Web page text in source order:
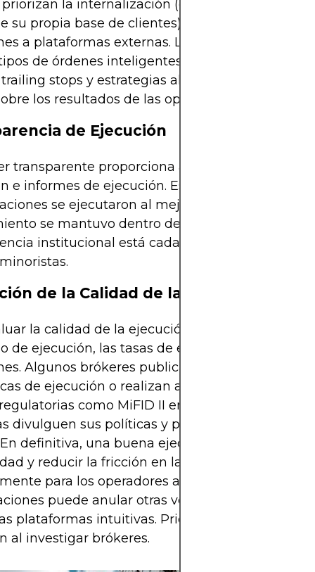
la internalización (ejecutando
su propia base de clientes), mientras que otros
a plataformas externas. Los brókers
de órdenes inteligentes como órdenes
stops y estrategias algorítmicas, lo que
los resultados de las operaciones.
de Ejecución
transparente proporciona análisis detallados
e informes de ejecución. Estos le permiten
se ejecutaron al mejor precio disponible
se mantuvo dentro de los límites
institucional está cada vez más disponible
de la Calidad de la Ejecución
la calidad de la ejecución, pregunte sobre el
de ejecución, las tasas de ejecución y cómo se
Algunos brókeres publican voluntariamente
de ejecución o realizan auditorías externas.
como MiFID II en Europa exigen que
divulguen sus políticas y plataformas de
definitiva, una buena ejecución puede
y reducir la fricción en las operaciones.
para los operadores activos, una mala
puede anular otras ventajas, como las
plataformas intuitivas. Priorice siempre la
al investigar brókeres.